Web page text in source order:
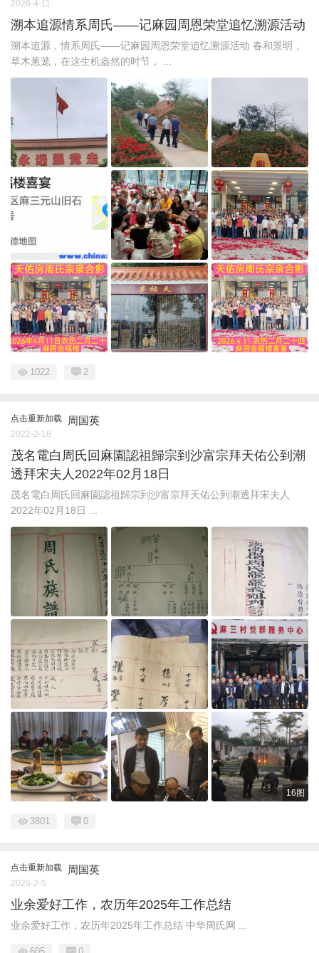
2026-4-11
溯本追源情系周氏——记麻园周恩荣堂追忆溯源活动
溯本追源，情系周氏——记麻园周恩荣堂追忆溯源活动 春和景明，
草木葱茏，在这生机盎然的时节， ...
1022 2
点击重新加载 周国英
2022-2-18
茂名電白周氏回麻園認祖歸宗到沙富宗拜天佑公到潮
透拜宋夫人2022年02月18日
茂名電白周氏回麻園認祖歸宗到沙富宗拜天佑公到潮透拜宋夫人
2022年02月18日 ...
16图
3801 0
点击重新加载 周国英
2026-2-5
业余爱好工作，农历年2025年工作总结
业余爱好工作，农历年2025年工作总结 中华周氏网 ...